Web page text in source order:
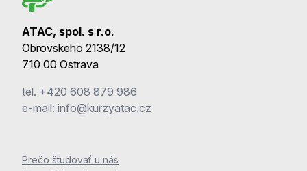
ATAC, spol. s r.o.
Obrovskeho 2138/12
710 00 Ostrava
tel. +420 608 879 986
e-mail: info@kurzyatac.cz
Prečo študovať u nás